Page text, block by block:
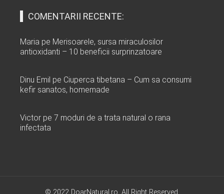
COMENTARII RECENTE:
Maria pe Merisoarele, sursa miraculosilor
antioxidanti – 10 beneficii surprinzatoare
Dinu Emil pe Ciuperca tibetana – Cum sa consumi
kefir sanatos, homemade
Victor pe 7 moduri de a trata natural o rana
infectata